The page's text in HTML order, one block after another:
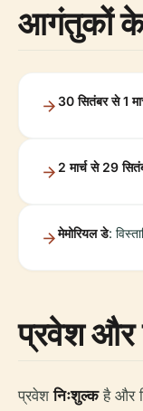
आगंतुकों
30 सितंबर से 1
2 मार्च से 29
मेमोरियल डे:
प्रवेश और
प्रवेशनिःशुल्कहै और